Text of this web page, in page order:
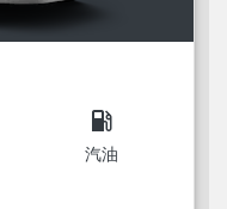
local_gas_station
汽油